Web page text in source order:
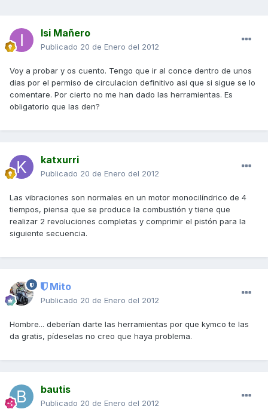
Isi Mañero
Publicado 20 de Enero del 2012
Voy a probar y os cuento. Tengo que ir al conce dentro de unos
dias por el permiso de circulacion definitivo asi que si sigue se lo
comentare. Por cierto no me han dado las herramientas. Es
obligatorio que las den?
katxurri
Publicado 20 de Enero del 2012
Las vibraciones son normales en un motor monocilíndrico de 4
tiempos, piensa que se produce la combustión y tiene que
realizar 2 revoluciones completas y comprimir el pistón para la
siguiente secuencia.
Mito
Publicado 20 de Enero del 2012
Hombre... deberían darte las herramientas por que kymco te las
da gratis, pídeselas no creo que haya problema.
bautis
Publicado 20 de Enero del 2012